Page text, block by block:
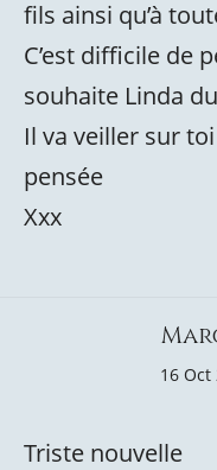
fils ainsi qu’à
C’est difficile de
souhaite Linda
Il va veiller sur
pensée
Xxx
16 Oct
Triste nouvelle